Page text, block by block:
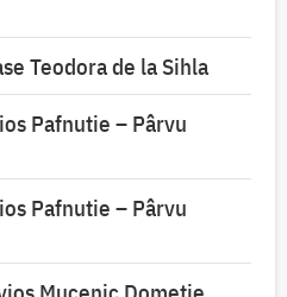
Teodora de la Sihla
Pafnutie – Pârvu
Pafnutie – Pârvu